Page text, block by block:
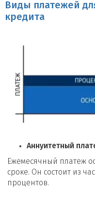
Виды платежей
кредита
Аннуитетный
Ежемесячный платеж
сроке. Он состоит из
процентов.